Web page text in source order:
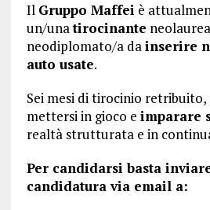
Il Gruppo Maffei è
un/unatirocinante
neodiplomato/a dainserire
auto usate.
Sei mesi di tirocinio
mettersi in gioco e imparare
realtà strutturata e in
Per candidarsi basta
candidatura via email a: